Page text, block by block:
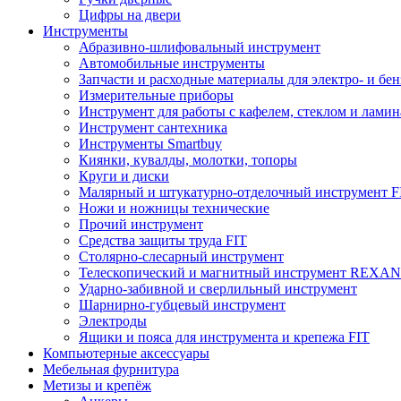
Цифры на двери
Инструменты
Абразивно-шлифовальный инструмент
Автомобильные инструменты
Запчасти и расходные материалы для электро- и
Измерительные приборы
Инструмент для работы с кафелем, стеклом и
Инструмент сантехника
Инструменты Smartbuy
Киянки, кувалды, молотки, топоры
Круги и диски
Малярный и штукатурно-отделочный инструмент
Ножи и ножницы технические
Прочий инструмент
Средства защиты труда FIT
Столярно-слесарный инструмент
Телескопический и магнитный инструмент
Ударно-забивной и сверлильный инструмент
Шарнирно-губцевый инструмент
Электроды
Ящики и пояса для инструмента и крепежа FIT
Компьютерные аксессуары
Мебельная фурнитура
Метизы и крепёж